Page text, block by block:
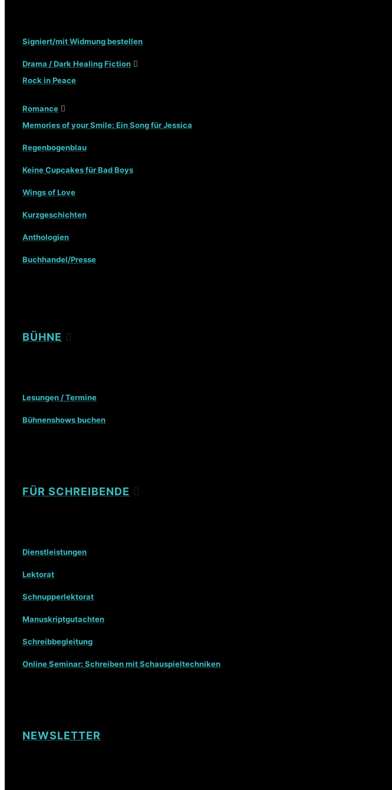
Signiert/mit Widmung bestellen
Drama / Dark Healing Fiction
Rock in Peace
Romance
Memories of your Smile: Ein Song für Jessica
Regenbogenblau
Keine Cupcakes für Bad Boys
Wings of Love
Kurzgeschichten
Anthologien
Buchhandel/Presse
BÜHNE
Lesungen / Termine
Bühnenshows buchen
FÜR SCHREIBENDE
Dienstleistungen
Lektorat
Schnupperlektorat
Manuskriptgutachten
Schreibbegleitung
Online Seminar: Schreiben mit Schauspieltechniken
NEWSLETTER